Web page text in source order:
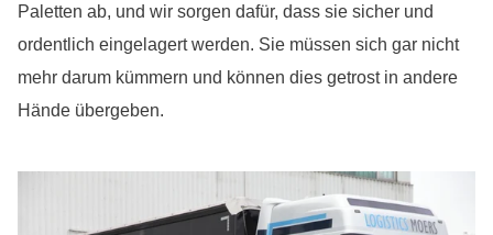
Paletten ab, und wir sorgen dafür, dass sie sicher und
ordentlich eingelagert werden. Sie müssen sich gar nicht
mehr darum kümmern und können dies getrost in andere
Hände übergeben.